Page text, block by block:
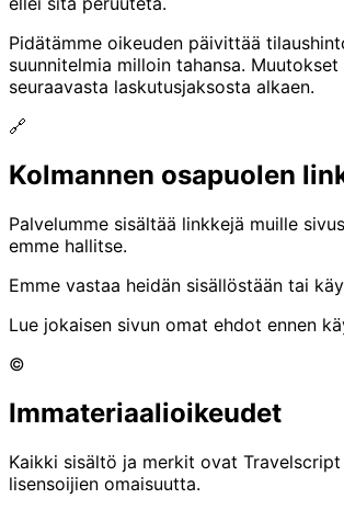
Pidätämme oikeuden päivittää
suunnitelmia milloin tahansa.
seuraavasta laskutusjaksosta alkaen.
🔗
Kolmannen osapuolen
Palvelumme sisältää linkkejä muille
emme hallitse.
Emme vastaa heidän sisällöstään tai
Lue jokaisen sivun omat ehdot ennen
©️
Immateriaalioikeudet
Kaikki sisältö ja merkit ovat Travelscript
lisensoijien omaisuutta.